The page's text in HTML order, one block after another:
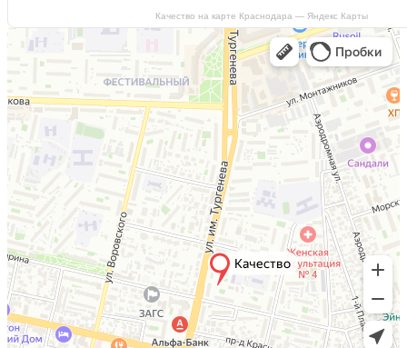
Качество на карте Краснодара — Яндекс Карты